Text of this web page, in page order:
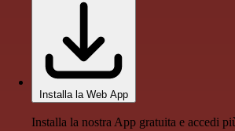
Installa la Web App
Installa la nostra App gratuita e accedi